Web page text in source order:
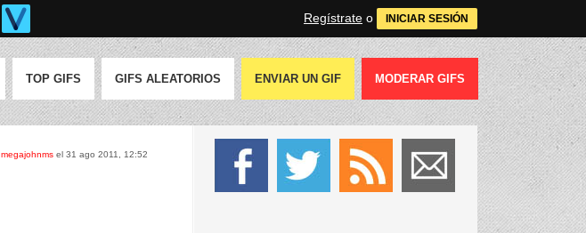
Regístrate o INICIAR SESIÓN
TOP GIFS GIFS ALEATORIOS ENVIAR UN GIF MODERAR GIFS
megajohnms el 31 ago 2011, 12:52